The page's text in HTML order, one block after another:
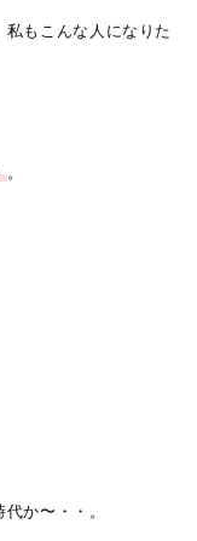
もこんな人になりた
。
か〜・・。